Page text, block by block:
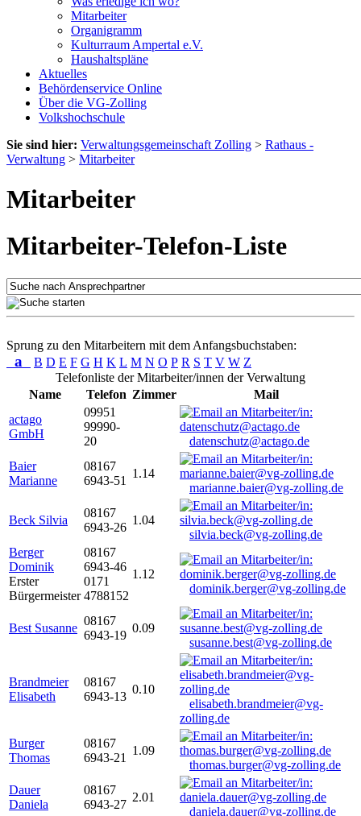
Mitarbeiter
Organigramm
Kulturraum Ampertal e.V.
Haushaltspläne
Aktuelles
Behördenservice Online
Über die VG-Zolling
Volkshochschule
Sie sind hier: Verwaltungsgemeinschaft Zolling > Rathaus -
Verwaltung > Mitarbeiter
Mitarbeiter
Mitarbeiter-Telefon-Liste
Sprung zu den Mitarbeitern mit dem Anfangsbuchstaben:
a B D E F G H K L M N O P R S T V W Z
Telefonliste der Mitarbeiter/innen der Verwaltung
Name
Telefon Zimmer
Mail
actago
GmbH
09951
99990-
20
datenschutz@actago.de
Baier
Marianne
08167
6943-51
1.14
marianne.baier@vg-zolling.de
Beck Silvia
08167
6943-26
1.04
silvia.beck@vg-zolling.de
Berger
Dominik
Erster
Bürgermeister
08167
6943-46
0171
4788152
1.12
dominik.berger@vg-zolling.de
Best Susanne
08167
6943-19
0.09
susanne.best@vg-zolling.de
Brandmeier
Elisabeth
08167
6943-13
0.10
elisabeth.brandmeier@vg-
zolling.de
Burger
Thomas
08167
6943-21
1.09
thomas.burger@vg-zolling.de
Dauer
Daniela
08167
6943-27
2.01
daniela.dauer@vg-zolling.de